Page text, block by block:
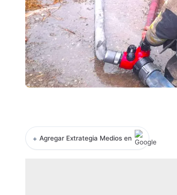
+ Agregar Extrategia Medios en